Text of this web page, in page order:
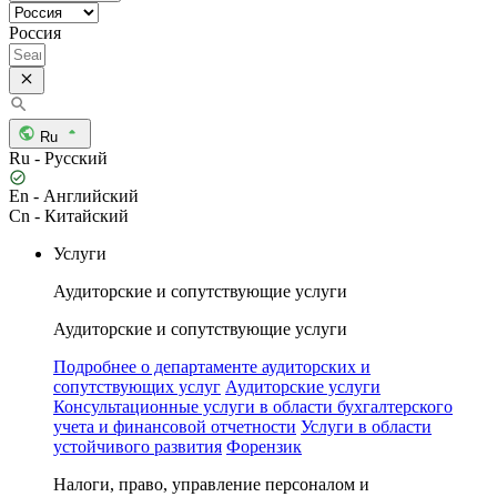
Россия
Ru
Ru - Русский
En - Английский
Cn - Китайский
Услуги
Аудиторские и сопутствующие услуги
Аудиторские и сопутствующие услуги
Подробнее о департаменте аудиторских и
сопутствующих услуг Аудиторские услуги
Консультационные услуги в области бухгалтерского
учета и финансовой отчетности Услуги в области
устойчивого развития Форензик
Налоги, право, управление персоналом и